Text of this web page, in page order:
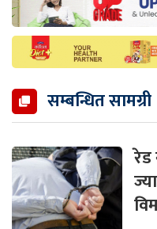
सम्बन्धित सामग्री
रेड